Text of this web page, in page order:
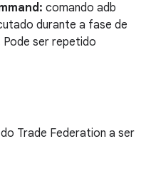
comando adb
durante a fase de
ser repetido
Trade Federation a ser